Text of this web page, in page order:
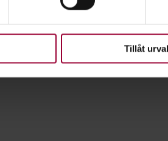
som möjligt använder vi
Tillåt urval